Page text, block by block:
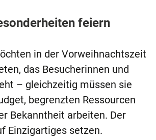
feiern
in der Vorweihnachtszeit
das Besucherinnen und
– gleichzeitig müssen sie
begrenzten Ressourcen
Bekanntheit arbeiten. Der
Einzigartiges setzen.